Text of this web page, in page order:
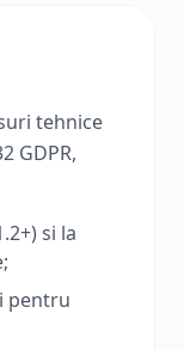
tehnice
GDPR,
si la
pentru